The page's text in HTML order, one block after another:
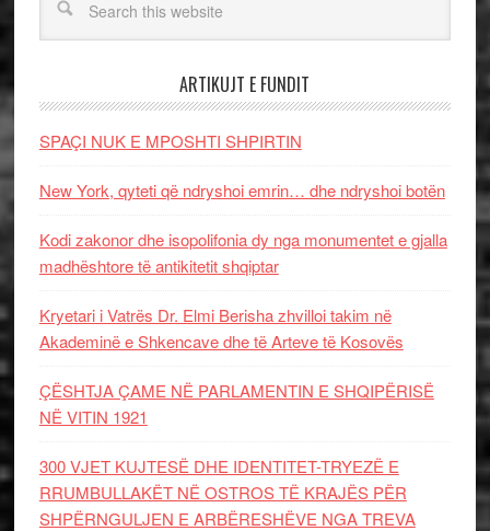
ARTIKUJT E FUNDIT
SPAÇI NUK E MPOSHTI SHPIRTIN
New York, qyteti që ndryshoi emrin… dhe ndryshoi botën
Kodi zakonor dhe isopolifonia dy nga monumentet e gjalla
madhështore të antikitetit shqiptar
Kryetari i Vatrës Dr. Elmi Berisha zhvilloi takim në
Akademinë e Shkencave dhe të Arteve të Kosovës
ÇËSHTJA ÇAME NË PARLAMENTIN E SHQIPËRISË
NË VITIN 1921
300 VJET KUJTESË DHE IDENTITET-TRYEZË E
RRUMBULLAKËT NË OSTROS TË KRAJËS PËR
SHPËRNGULJEN E ARBËRESHËVE NGA TREVA